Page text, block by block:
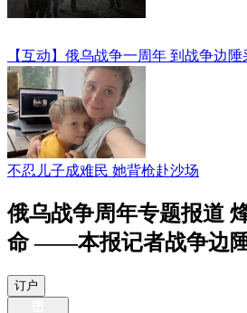
【互动】俄乌战争一周年 到战争边
不忍儿子成难民 她背枪赴沙场
俄乌战争周年专题报道
命 ——本报记者战争边
订户